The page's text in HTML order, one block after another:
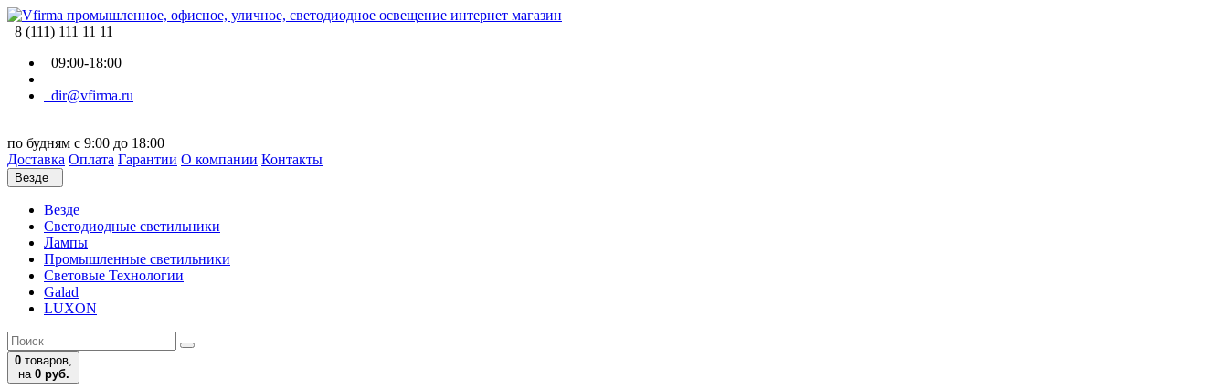
8 (111) 111 11 11
09:00-18:00
dir@vfirma.ru
по будням с 9:00 до 18:00
Доставка Оплата Гарантии О компании Контакты
Везде
Везде
Cветодиодные светильники
Лампы
Промышленные светильники
Световые Технологии
Galad
LUXON
0 товаров,
на 0 руб.